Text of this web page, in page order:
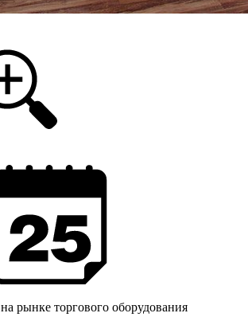
на рынке торгового оборудования